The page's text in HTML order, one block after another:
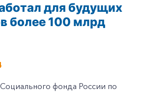
для будущих
более 100 млрд
фонда России по